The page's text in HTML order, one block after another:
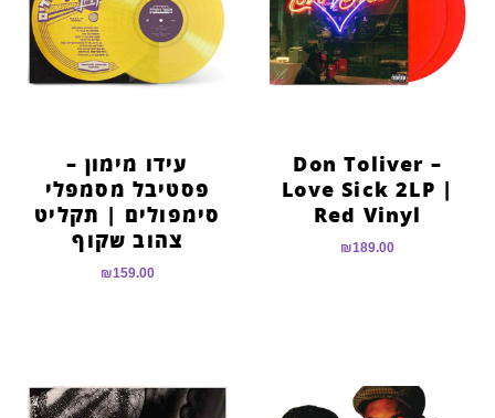
Don Toliver –
Love Sick 2LP |
Red Vinyl
₪189.00
עידו מימון –
פסטיבל מסמפלי
סימפולים | תקליט
צהוב שקוף
₪159.00